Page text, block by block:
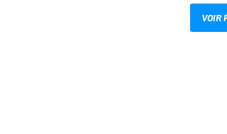
VOIR